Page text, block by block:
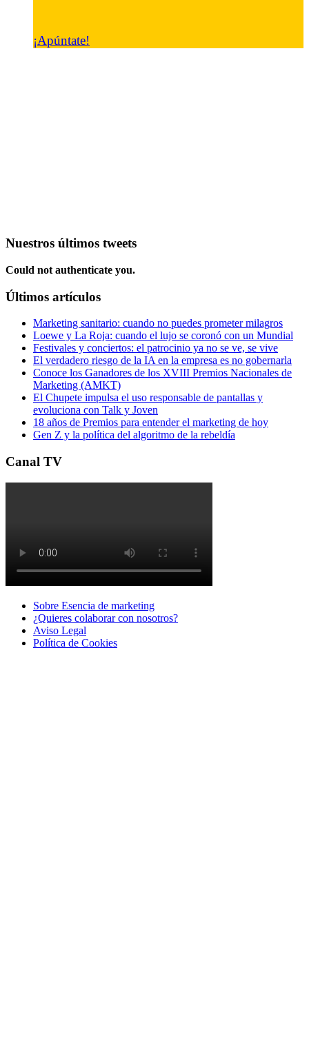
¡Apúntate!
Nuestros últimos tweets
Could not authenticate you.
Últimos artículos
Marketing sanitario: cuando no puedes prometer milagros
Loewe y La Roja: cuando el lujo se coronó con un Mundial
Festivales y conciertos: el patrocinio ya no se ve, se vive
El verdadero riesgo de la IA en la empresa es no gobernarla
Conoce los Ganadores de los XVIII Premios Nacionales de
Marketing (AMKT)
El Chupete impulsa el uso responsable de pantallas y
evoluciona con Talk y Joven
18 años de Premios para entender el marketing de hoy
Gen Z y la política del algoritmo de la rebeldía
Canal TV
Sobre Esencia de marketing
¿Quieres colaborar con nosotros?
Aviso Legal
Polí­tica de Cookies